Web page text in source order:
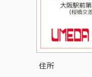
住所